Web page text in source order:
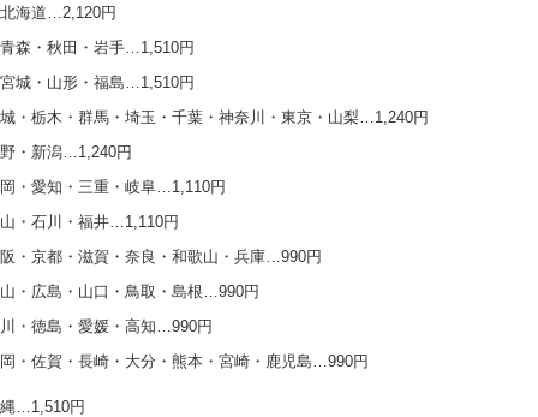
海道…2,120円
森・秋田・岩手…1,510円
城・山形・福島…1,510円
・栃木・群馬・埼玉・千葉・神奈川・東京・山梨…1,240円
・新潟…1,240円
・愛知・三重・岐阜…1,110円
・石川・福井…1,110円
・京都・滋賀・奈良・和歌山・兵庫…990円
・広島・山口・鳥取・島根…990円
・徳島・愛媛・高知…990円
・佐賀・長崎・大分・熊本・宮崎・鹿児島…990円
…1,510円